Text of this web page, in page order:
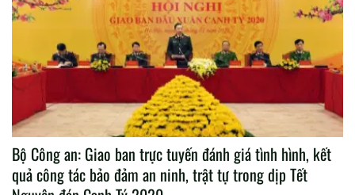
Bộ Công an: Giao ban trực tuyến đánh giá tình hình, kết
quả công tác bảo đảm an ninh, trật tự trong dịp Tết